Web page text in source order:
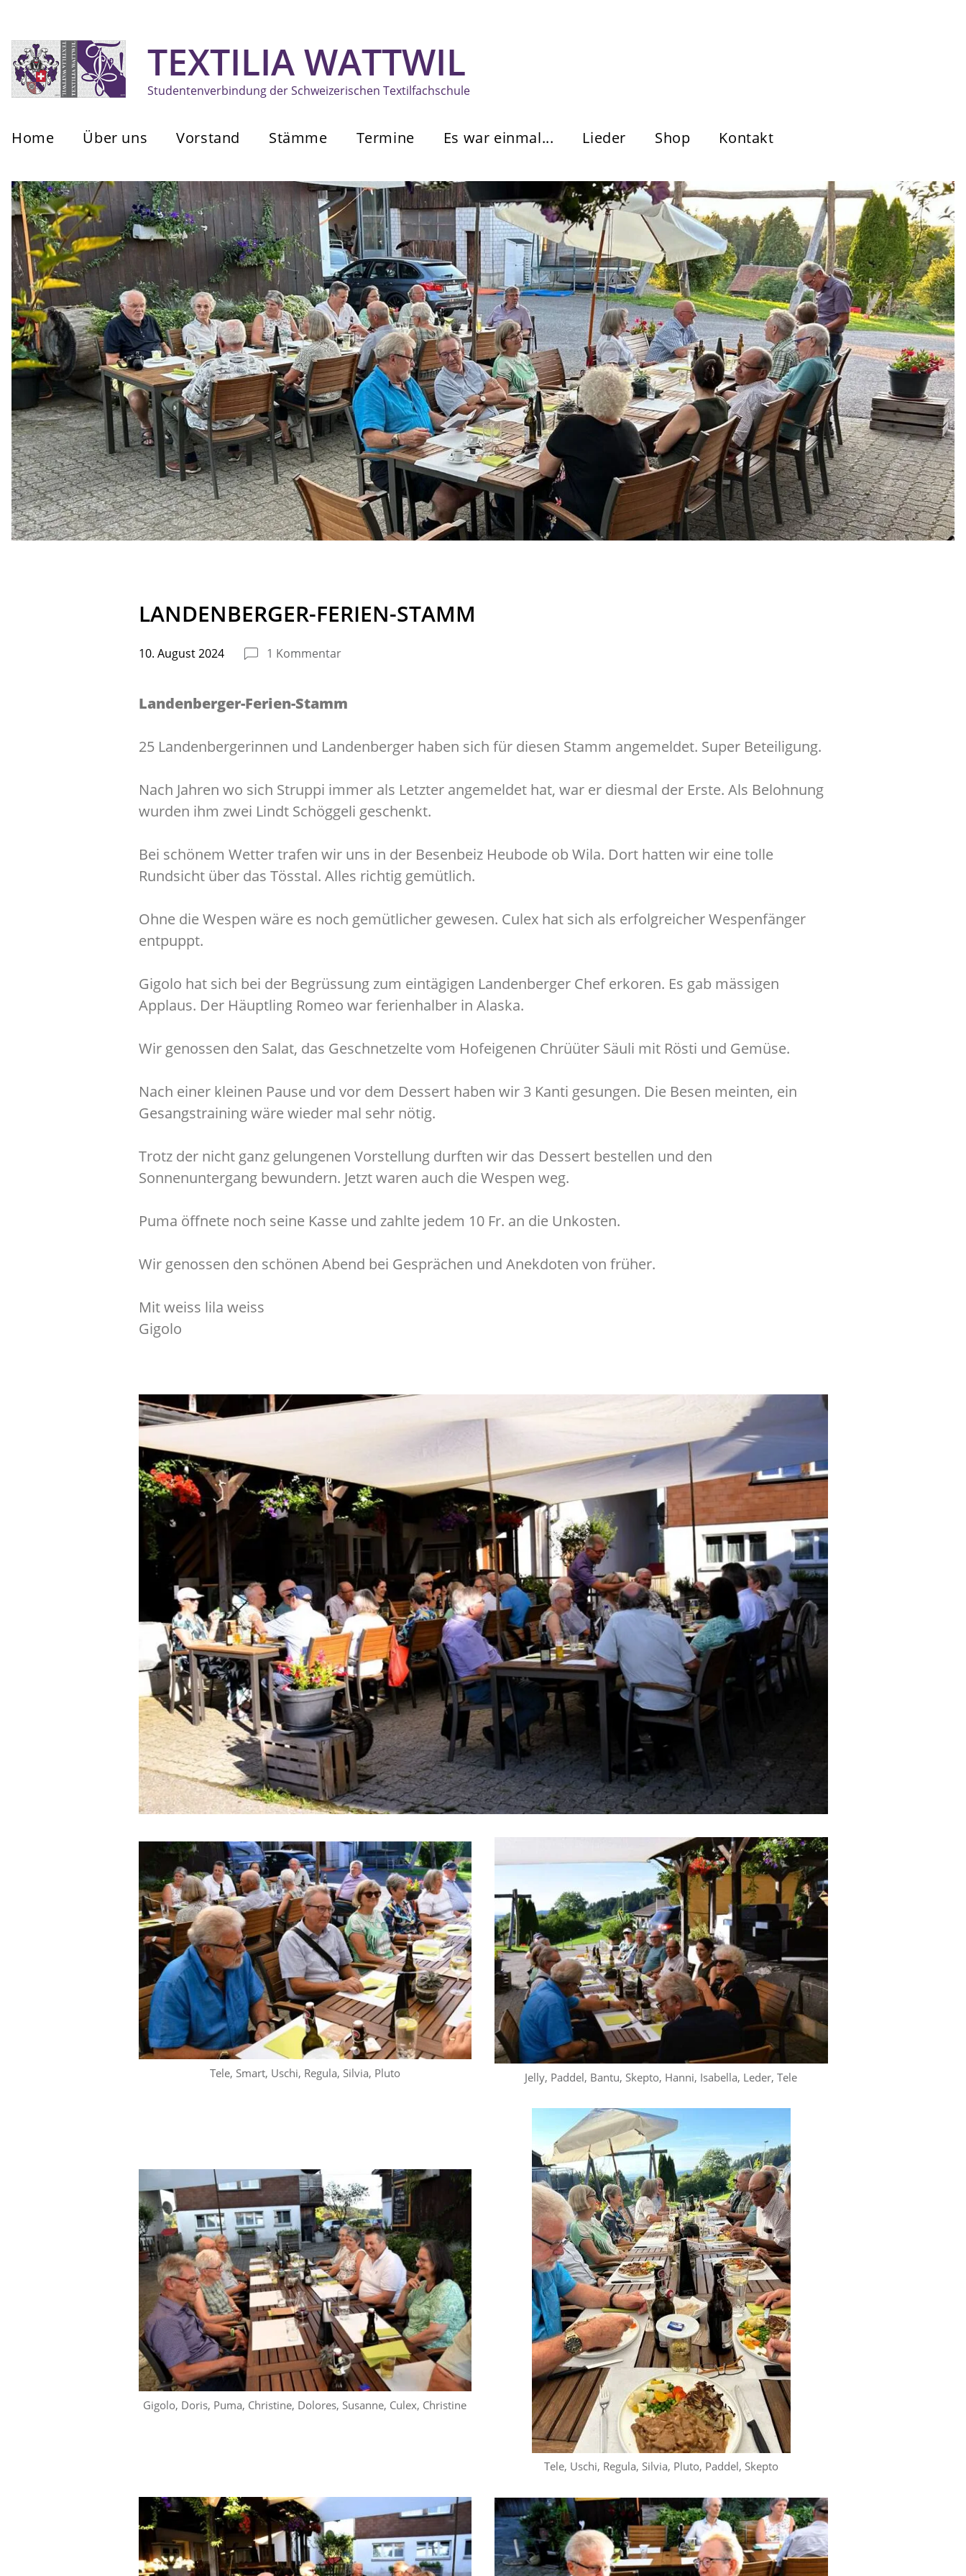
TEXTILIA WATTWIL
Studentenverbindung der Schweizerischen Textilfachschule
Home Über uns Vorstand Stämme Termine Es war einmal... Lieder Shop Kontakt
LANDENBERGER-FERIEN-STAMM
10. August 2024 1 Kommentar
Landenberger-Ferien-Stamm
25 Landenbergerinnen und Landenberger haben sich für diesen Stamm angemeldet. Super Beteiligung.
Nach Jahren wo sich Struppi immer als Letzter angemeldet hat, war er diesmal der Erste. Als Belohnung
wurden ihm zwei Lindt Schöggeli geschenkt.
Bei schönem Wetter trafen wir uns in der Besenbeiz Heubode ob Wila. Dort hatten wir eine tolle
Rundsicht über das Tösstal. Alles richtig gemütlich.
Ohne die Wespen wäre es noch gemütlicher gewesen. Culex hat sich als erfolgreicher Wespenfänger
entpuppt.
Gigolo hat sich bei der Begrüssung zum eintägigen Landenberger Chef erkoren. Es gab mässigen
Applaus. Der Häuptling Romeo war ferienhalber in Alaska.
Wir genossen den Salat, das Geschnetzelte vom Hofeigenen Chrüüter Säuli mit Rösti und Gemüse.
Nach einer kleinen Pause und vor dem Dessert haben wir 3 Kanti gesungen. Die Besen meinten, ein
Gesangstraining wäre wieder mal sehr nötig.
Trotz der nicht ganz gelungenen Vorstellung durften wir das Dessert bestellen und den
Sonnenuntergang bewundern. Jetzt waren auch die Wespen weg.
Puma öffnete noch seine Kasse und zahlte jedem 10 Fr. an die Unkosten.
Wir genossen den schönen Abend bei Gesprächen und Anekdoten von früher.
Mit weiss lila weiss
Gigolo
Tele, Smart, Uschi, Regula, Silvia, Pluto Jelly, Paddel, Bantu, Skepto, Hanni, Isabella, Leder, Tele
Gigolo, Doris, Puma, Christine, Dolores, Susanne, Culex, Christine
Tele, Uschi, Regula, Silvia, Pluto, Paddel, Skepto